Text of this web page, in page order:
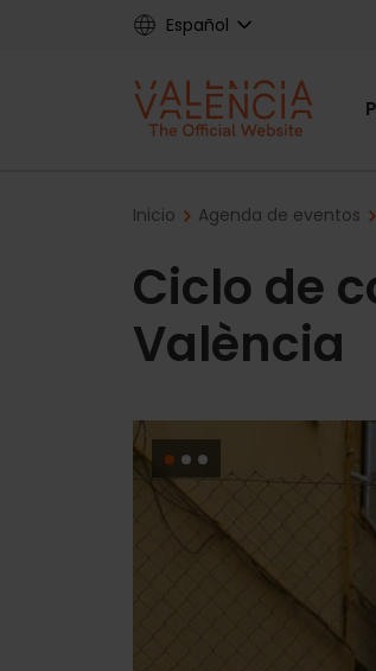
Español
Inicio Agenda de eventos
Ciclo de
València